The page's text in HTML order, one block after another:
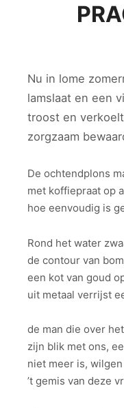
Nu in lome
lamslaat en een
troost en
zorgzaam
De ochtendplons
met koffiepraat op
hoe eenvoudig is
Rond het water
de contour van
een kot van goud
uit metaal verrijst
de man die over
zijn blik met ons,
niet meer is,
’t gemis van deze